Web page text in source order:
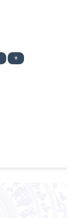
+